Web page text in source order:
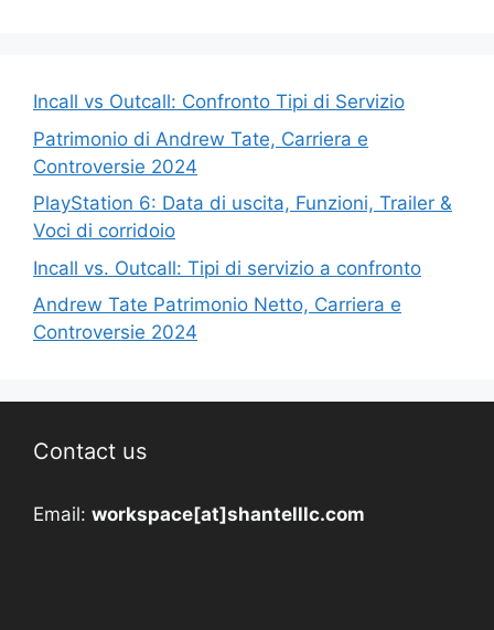
Incall vs Outcall: Confronto Tipi di Servizio
Patrimonio di Andrew Tate, Carriera e
Controversie 2024
PlayStation 6: Data di uscita, Funzioni, Trailer &
Voci di corridoio
Incall vs. Outcall: Tipi di servizio a confronto
Andrew Tate Patrimonio Netto, Carriera e
Controversie 2024
Contact us
Email: workspace[at]shantelllc.com